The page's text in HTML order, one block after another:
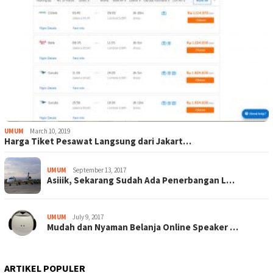
UMUM March 10, 2019
Harga Tiket Pesawat Langsung dari Jakart…
UMUM September 13, 2017
Asiiik, Sekarang Sudah Ada Penerbangan L…
UMUM July 9, 2017
Mudah dan Nyaman Belanja Online Speaker …
ARTIKEL POPULER